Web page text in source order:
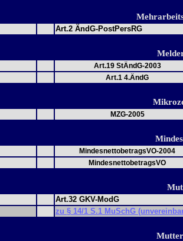
Art.2 ÄndG-PostPersRG
Art.19 StÄndG-2003
Art.1 4.ÄndG
MZG-2005
MindesnettobetragsVO-2004
MindesnettobetragsVO
Art.32 GKV-ModG
zu § 14/1 S.1 MuSchG